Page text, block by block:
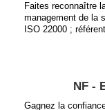
Faites reconnaître
management de la
ISO 22000 ;
NF -
Gagnez la